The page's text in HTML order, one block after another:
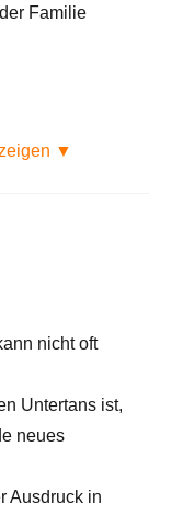
Familie
▼
nicht oft
Untertans ist,
neues
Ausdruck in